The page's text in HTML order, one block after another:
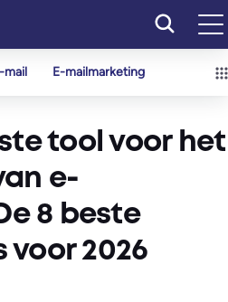
mail E-mailmarketing
tool voor het
e-
8 beste
voor 2026